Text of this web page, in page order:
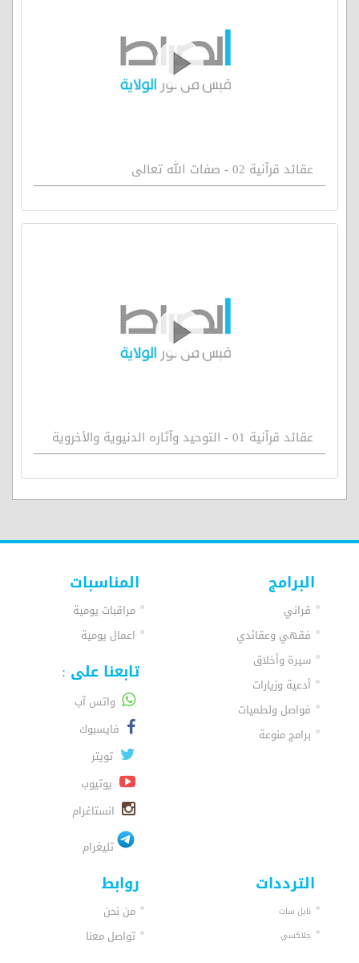
عقائد قرآنية 02 - صفات الله تعالى
عقائد قرآنية 01 - التوحيد وآثاره الدنيوية والأخروية
البرامج
قراني
فقهي وعقائدي
سيرة وأخلاق
أدعية وزيارات
فواصل ولطميات
برامج منوعة
المناسبات
مراقبات يومية
اعمال يومية
تابعنا على :
واتس آب
فايسبوك
تويتر
يوتيوب
انستاغرام
تليغرام
الترددات
نايل سات
جلاكسي
روابط
من نحن
تواصل معنا